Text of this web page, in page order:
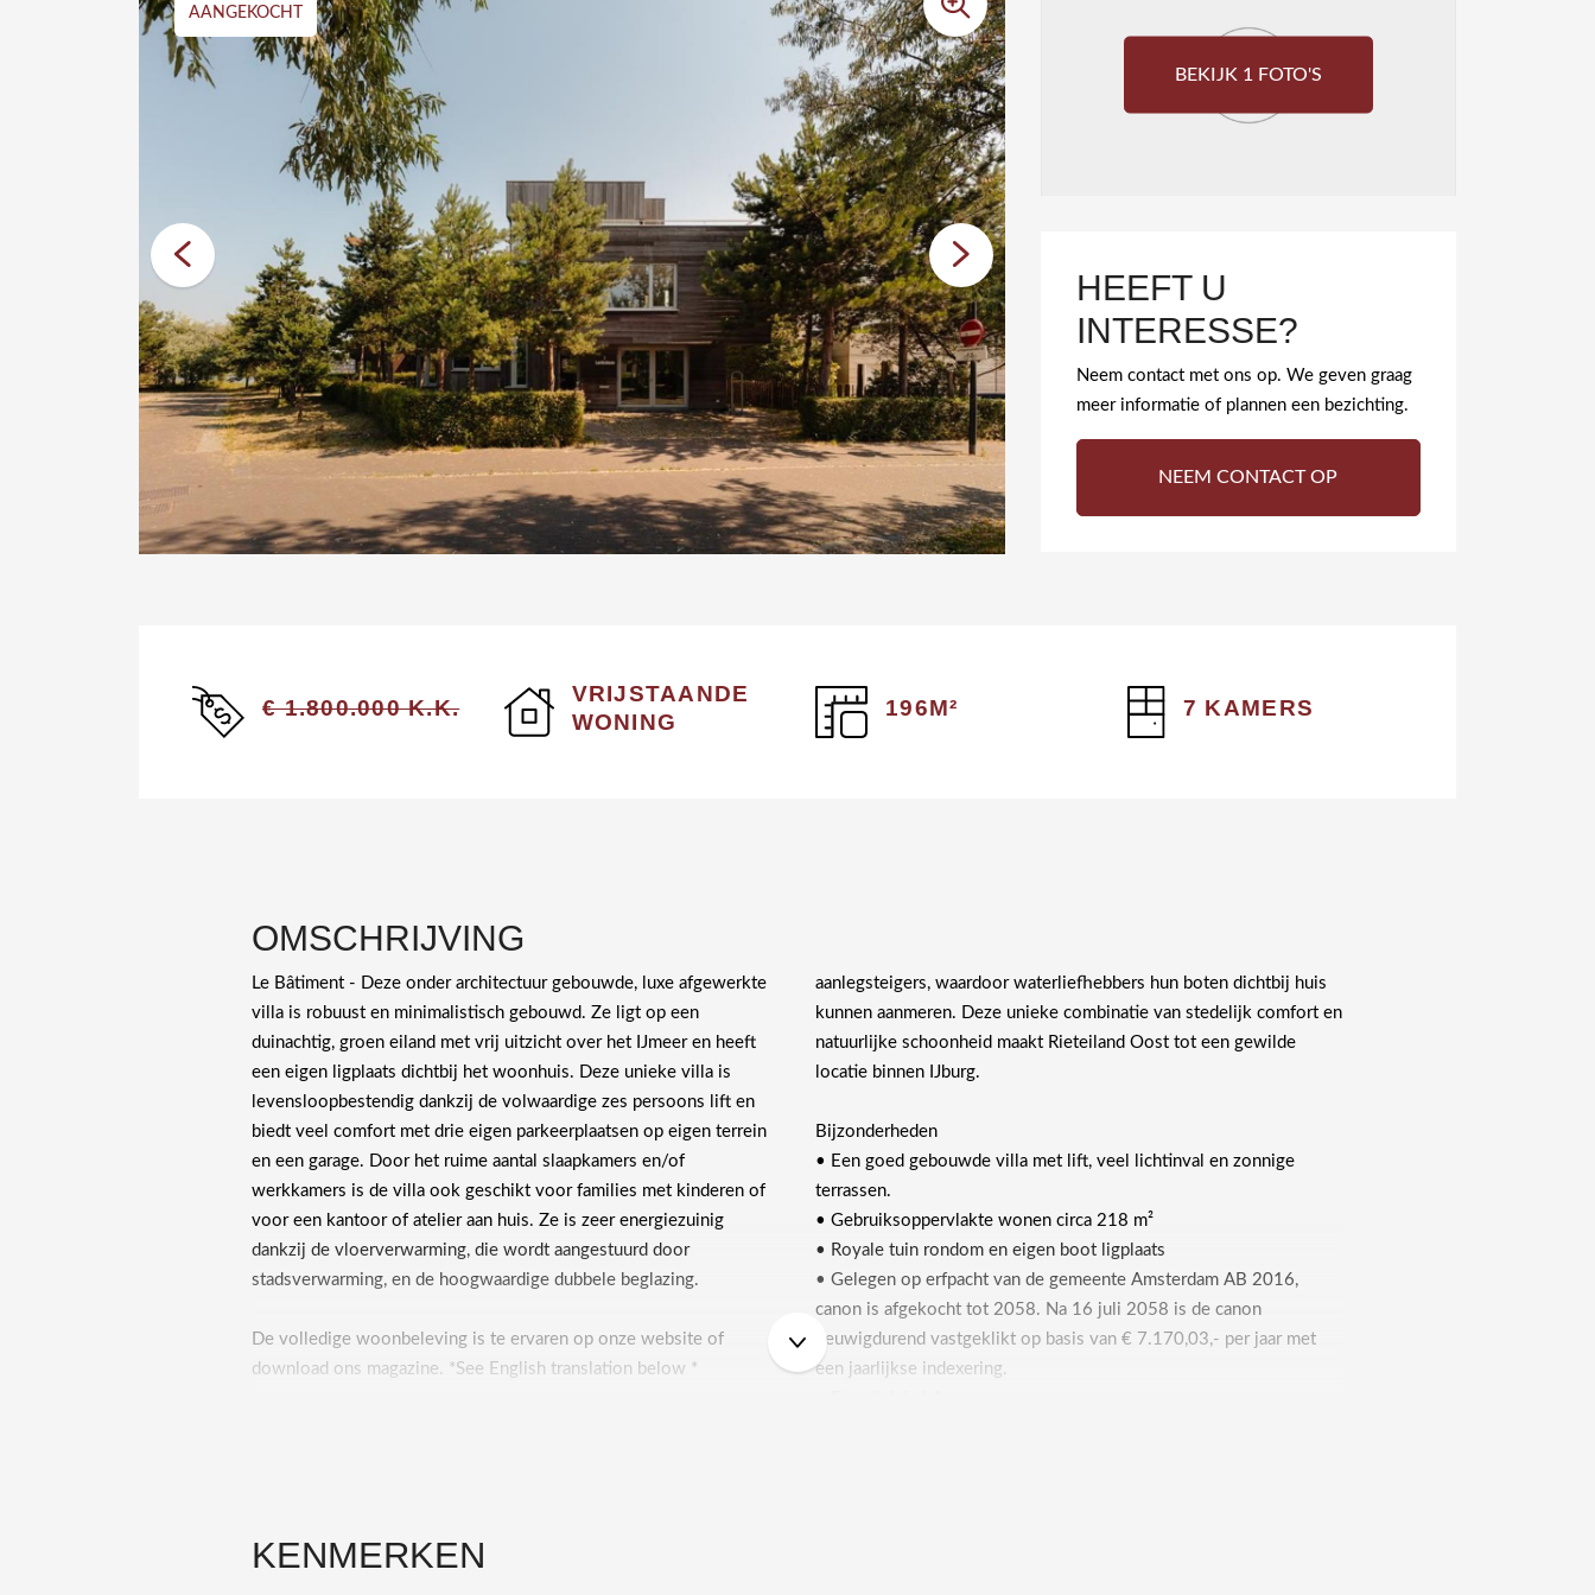
AANGEKOCHT
BEKIJK 1 FOTO'S
HEEFT U
INTERESSE?
Neem contact met ons op. We geven graag
meer informatie of plannen een bezichting.
NEEM CONTACT OP
€ 1.800.000 K.K.
VRIJSTAANDE
WONING
196M² 7 KAMERS
OMSCHRIJVING
Le Bâtiment - Deze onder architectuur gebouwde, luxe afgewerkte
villa is robuust en minimalistisch gebouwd. Ze ligt op een
duinachtig, groen eiland met vrij uitzicht over het IJmeer en heeft
een eigen ligplaats dichtbij het woonhuis. Deze unieke villa is
levensloopbestendig dankzij de volwaardige zes persoons lift en
biedt veel comfort met drie eigen parkeerplaatsen op eigen terrein
en een garage. Door het ruime aantal slaapkamers en/of
werkkamers is de villa ook geschikt voor families met kinderen of
voor een kantoor of atelier aan huis. Ze is zeer energiezuinig
dankzij de vloerverwarming, die wordt aangestuurd door
stadsverwarming, en de hoogwaardige dubbele beglazing.
De volledige woonbeleving is te ervaren op onze website of
download ons magazine. *See English translation below *
slaapkamers, twee badkamers met regendouche en een apart toilet.
aanlegsteigers, waardoor waterliefhebbers hun boten dichtbij huis
kunnen aanmeren. Deze unieke combinatie van stedelijk comfort en
natuurlijke schoonheid maakt Rieteiland Oost tot een gewilde
locatie binnen IJburg.
Bijzonderheden
• Een goed gebouwde villa met lift, veel lichtinval en zonnige
terrassen.
• Gebruiksoppervlakte wonen circa 218 m²
• Royale tuin rondom en eigen boot ligplaats
• Gelegen op erfpacht van de gemeente Amsterdam AB 2016,
canon is afgekocht tot 2058. Na 16 juli 2058 is de canon
eeuwigdurend vastgeklikt op basis van € 7.170,03,- per jaar met
een jaarlijkse indexering.
KENMERKEN